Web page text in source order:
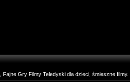
Fajne Gry Filmy Teledyski dla dzieci, śmieszne